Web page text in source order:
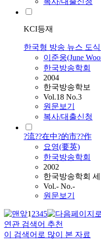
KCI등재
한국형 방송 뉴스 도
이준웅(June
한국방송학회
2004
한국방송학보
Vol.18 No.3
원문보기
복사/대출신청
?流??在中?的市??作
요영(要英)
한국방송학회
2002
한국방송학회
Vol.- No.-
원문보기
12345
연관 검색어 추천
이 검색어로 많이 본 자료